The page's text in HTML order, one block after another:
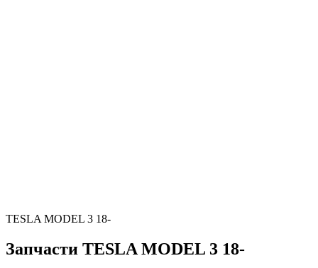
TESLA MODEL 3 18-
Запчасти TESLA MODEL 3 18-